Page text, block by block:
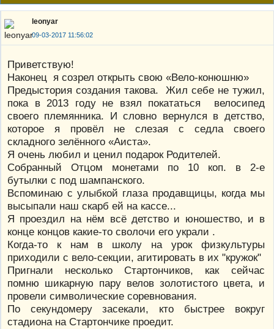
leonyar
09-03-2017 11:56:02
Приветствую!
Наконец я созрел открыть свою «Вело-конюшню»
Предыстория создания такова. Жил себе не тужил,
пока в 2013 году не взял покататься велосипед
своего племянника. И словно вернулся в детство,
которое я провёл не слезая с седла своего
складного зелённого «Аиста».
Я очень любил и ценил подарок Родителей.
Собранный Отцом монетами по 10 коп. в 2-е
бутылки с под шампанского.
Вспоминаю с улыбкой глаза продавщицы, когда мы
высыпали наш скарб ей на кассе...
Я проездил на нём всё детство и юношество, и в
конце концов какие-то сволочи его украли .
Когда-то к нам в школу на урок физкультуры
приходили с вело-секции, агитировать в их "кружок"
Пригнали несколько Стартончиков, как сейчас
помню шикарную пару велов золотистого цвета, и
провели символические соревнования.
По секундомеру засекали, кто быстрее вокруг
стадиона на Стартончике проедит.